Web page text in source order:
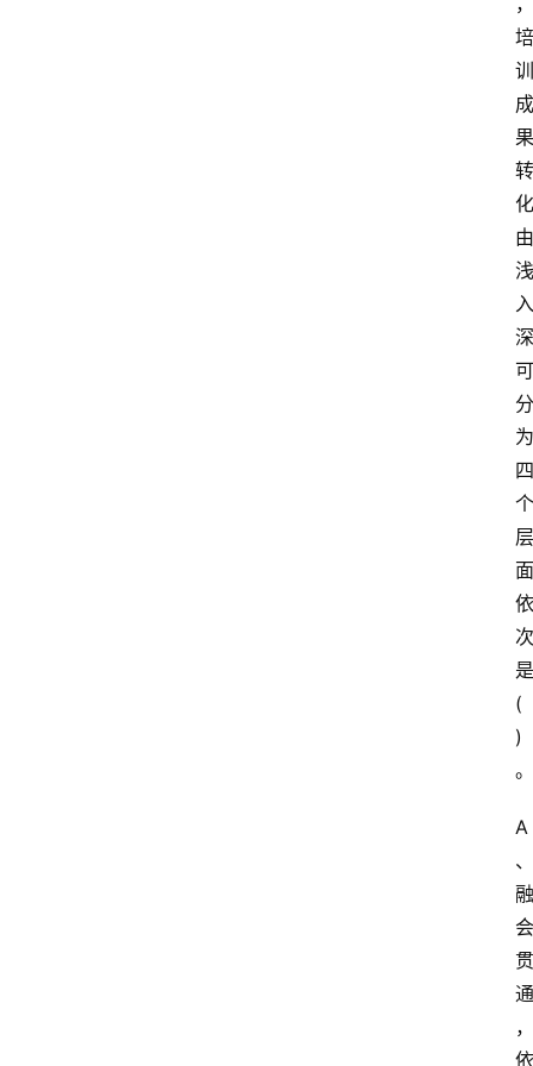
培
训
成
果
转
化
由
浅
入
深
可
分
为
四
个
层
面
依
次
是
(
)
。
A
、
融
会
贯
通
，
依